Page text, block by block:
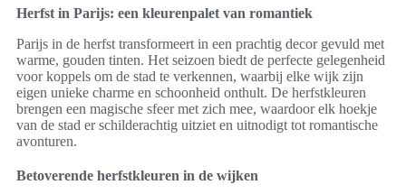
Herfst in Parijs: een kleurenpalet van romantiek
Parijs in de herfst transformeert in een prachtig decor gevuld met
warme, gouden tinten. Het seizoen biedt de perfecte gelegenheid
voor koppels om de stad te verkennen, waarbij elke wijk zijn
eigen unieke charme en schoonheid onthult. De herfstkleuren
brengen een magische sfeer met zich mee, waardoor elk hoekje
van de stad er schilderachtig uitziet en uitnodigt tot romantische
avonturen.
Betoverende herfstkleuren in de wijken